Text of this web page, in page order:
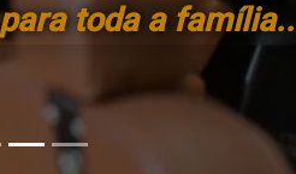
a família...